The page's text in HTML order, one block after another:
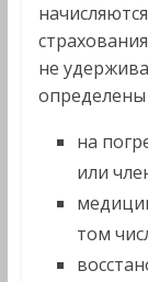
не
определены
на
или
том